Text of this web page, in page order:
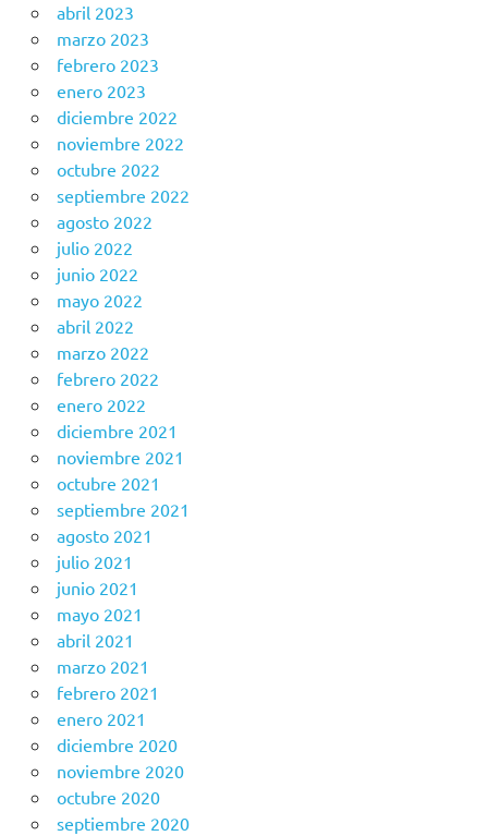
abril 2023
marzo 2023
febrero 2023
enero 2023
diciembre 2022
noviembre 2022
octubre 2022
septiembre 2022
agosto 2022
julio 2022
junio 2022
mayo 2022
abril 2022
marzo 2022
febrero 2022
enero 2022
diciembre 2021
noviembre 2021
octubre 2021
septiembre 2021
agosto 2021
julio 2021
junio 2021
mayo 2021
abril 2021
marzo 2021
febrero 2021
enero 2021
diciembre 2020
noviembre 2020
octubre 2020
septiembre 2020